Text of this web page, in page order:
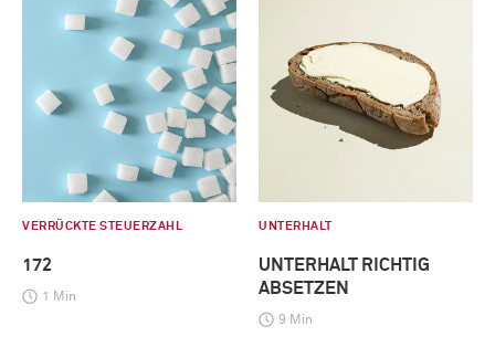
VERRÜCKTE STEUERZAHL
172
1 Min
UNTERHALT
UNTERHALT RICHTIG
ABSETZEN
9 Min